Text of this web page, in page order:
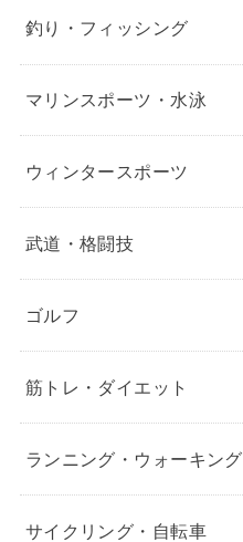
釣り・フィッシング
マリンスポーツ・水泳
ウィンタースポーツ
武道・格闘技
ゴルフ
筋トレ・ダイエット
ランニング・ウォーキング
サイクリング・自転車